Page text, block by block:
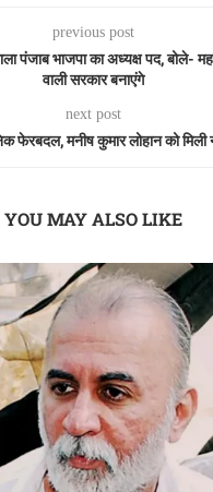
previous post
पंजाब भाजपा का अध्यक्ष पद, बोले-
वाली सरकार बनाएंगे
next post
फेरबदल, मनीष कुमार लोहान को मिली
YOU MAY ALSO LIKE